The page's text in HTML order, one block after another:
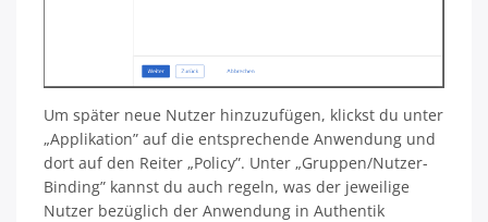
Um später neue Nutzer hinzuzufügen, klickst du unter
„Applikation” auf die entsprechende Anwendung und
dort auf den Reiter „Policy”. Unter „Gruppen/Nutzer-
Binding” kannst du auch regeln, was der jeweilige
Nutzer bezüglich der Anwendung in Authentik